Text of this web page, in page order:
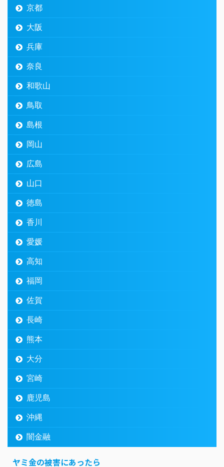
京都
大阪
兵庫
奈良
和歌山
鳥取
島根
岡山
広島
山口
徳島
香川
愛媛
高知
福岡
佐賀
長崎
熊本
大分
宮崎
鹿児島
沖縄
闇金融
ヤミ金の被害にあったら